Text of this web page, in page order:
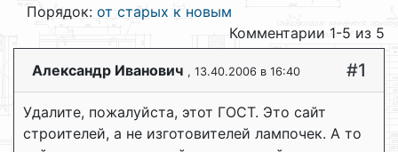
Порядок: от старых к новым
Комментарии 1-5 из 5
Александр Иванович , 13.40.2006 в 16:40 #1
Удалите, пожалуйста, этот ГОСТ. Это сайт
строителей, а не изготовителей лампочек. А то